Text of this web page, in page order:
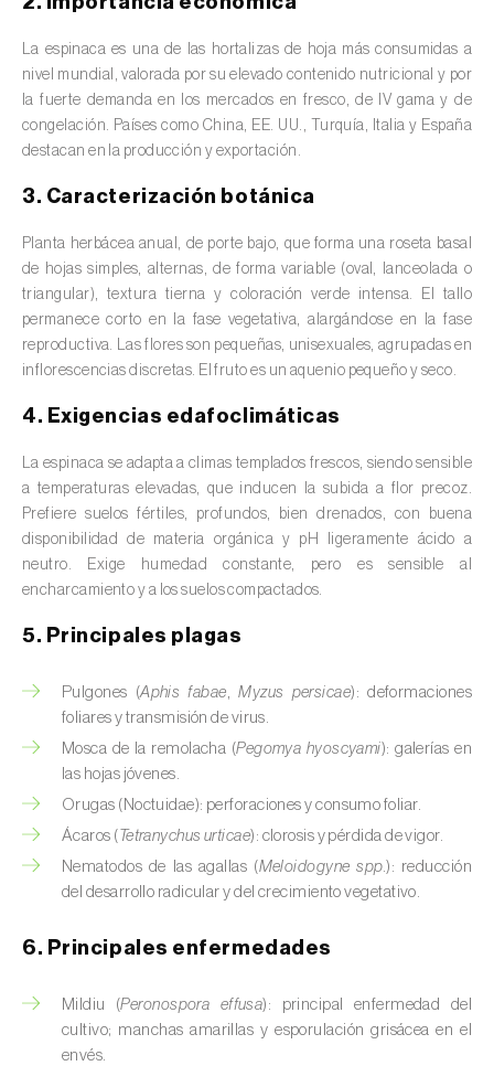
Ambientes acuáticos (
valas, canais, açudes, barragens e estações
de tratamento de águas residuais)
Anacardo (Anacardium occidentale
Áreas no cultivadas (-)
Aromáticas, condimentarias y medicinales
(Coriandrum, Petroselinum, Mentha, Ocimum,
Artemisia, Foeniculum, Laurus, Majorana,
Avellano ( Corylus avellana L. )
Avena (Avena sativa)
Batata dulce (Ipomoea batatas
Begonia (Hillebrandia sandwicensis e
Berenjena (Solanum melongena
Berenjena africana ( Solanum aethiopicum)
Berro (Nasturtium officinale)
Boj ( Buxus sempervirens L.
Arachis hypogaea
Cacaotero (Theobroma cacao)
Cafeto (Coffea spp.)
Calabacín (
La espinaca es una de las hortalizas de hoja más consumidas a
nivel mundial, valorada por su elevado contenido nutricional y por
la fuerte demanda en los mercados en fresco, de IV gama y de
congelación. Países como China, EE. UU., Turquía, Italia y España
destacan en la producción y exportación.
3. Caracterización botánica
Planta herbácea anual, de porte bajo, que forma una roseta basal
de hojas simples, alternas, de forma variable (oval, lanceolada o
triangular), textura tierna y coloración verde intensa. El tallo
permanece corto en la fase vegetativa, alargándose en la fase
reproductiva. Las flores son pequeñas, unisexuales, agrupadas en
inflorescencias discretas. El fruto es un aquenio pequeño y seco.
4. Exigencias edafoclimáticas
La espinaca se adapta a climas templados frescos, siendo sensible
a temperaturas elevadas, que inducen la subida a flor precoz.
Prefiere suelos fértiles, profundos, bien drenados, con buena
disponibilidad de materia orgánica y pH ligeramente ácido a
neutro. Exige humedad constante, pero es sensible al
encharcamiento y a los suelos compactados.
5. Principales plagas
Pulgones (Aphis fabae,Myzus persicae): deformaciones
foliares y transmisión de virus.
Mosca de la remolacha (Pegomya hyoscyami): galerías en
las hojas jóvenes.
Orugas (Noctuidae): perforaciones y consumo foliar.
Ácaros ( Tetranychus urticae): clorosis y pérdida de vigor.
Nematodos de las agallas (Meloidogyne spp.): reducción
del desarrollo radicular y del crecimiento vegetativo.
6. Principales enfermedades
Mildiu (Peronospora effusa): principal enfermedad del
cultivo; manchas amarillas y esporulación grisácea en el
envés.